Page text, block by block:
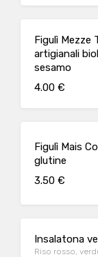
Figulì Mezze
artigianali
sesamo
4.00 €
Figulì Mais
glutine
3.50 €
Insalatona
Riso rosso,